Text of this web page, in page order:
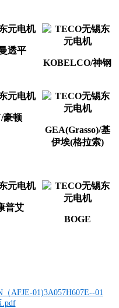
透平
KOBELCO/神钢
豪顿
GEA(Grasso)/基
伊埃(格拉索)
普艾
BOGE
AFJE-01)3A057H607E--01
.pdf